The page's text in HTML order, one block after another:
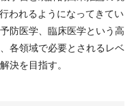
われるようになってきてい
防医学、臨床医学という高
各領域で必要とされるレベ
決を目指す。